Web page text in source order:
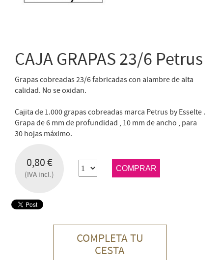
CAJA GRAPAS 23/6 Petrus
Grapas cobreadas 23/6 fabricadas con alambre de alta
calidad. No se oxidan.
Cajita de 1.000 grapas cobreadas marca Petrus by Esselte .
Grapa de 6 mm de profundidad , 10 mm de ancho , para
30 hojas máximo.
0,80 €
(IVA incl.)
COMPRAR
COMPLETA TU
CESTA